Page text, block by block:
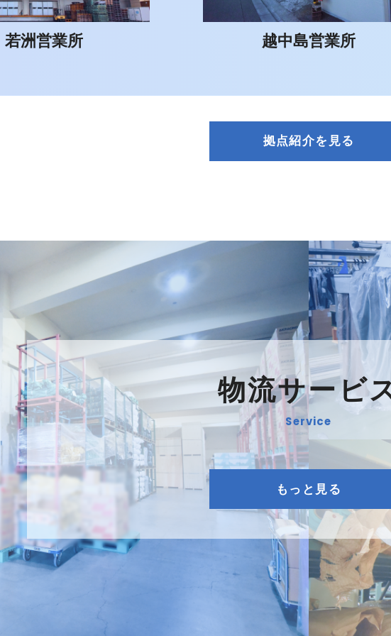
若洲営業所 越中島営業所
拠点紹介を見る
物流サービ
もっと見る